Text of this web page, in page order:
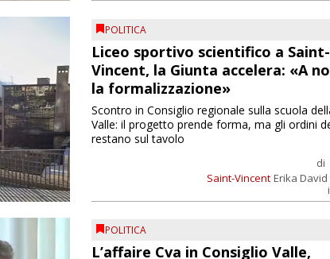
POLITICA
Liceo sportivo scientifico a Saint-
Vincent, la Giunta accelera: «A
la formalizzazione»
Saint-Vincent
di
Erika David
Scontro in Consiglio regionale sulla scuola
Valle: il progetto prende forma, ma gli ordini
restano sul tavolo
POLITICA
L’affaire Cva in Consiglio Valle,